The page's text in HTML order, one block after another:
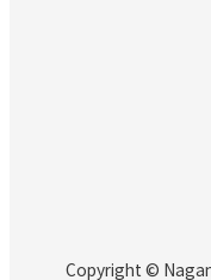
Copyright ©